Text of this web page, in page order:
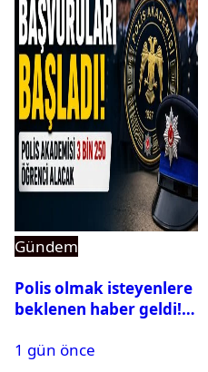
Gündem
Polis olmak isteyenlere
beklenen haber geldi!
1 gün önce